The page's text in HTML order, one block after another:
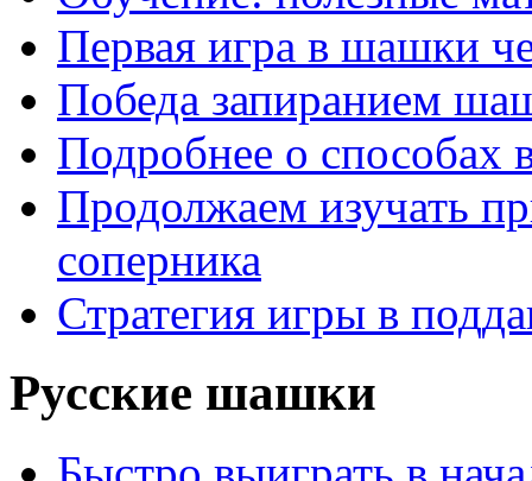
Первая игра в шашки
Победа запиранием
Подробнее о способах
Продолжаем изучать
соперника
Стратегия игры в
Русские шашки